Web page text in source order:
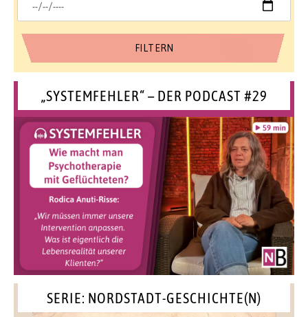
„SYSTEMFEHLER“ – DER PODCAST #29
SERIE: NORDSTADT-GESCHICHTE(N)